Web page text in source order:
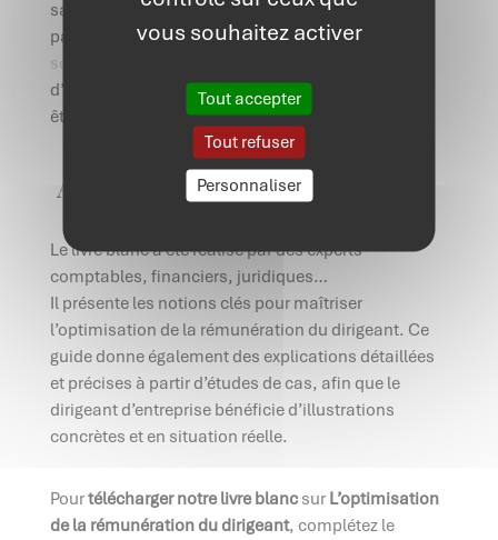
sa situation sociale et fiscale, il peut d’ailleurs les
panacher entre elles. Devant deslégislations
sociales
d’être unique pour un dirigeant et chaque cas doit
être adapté.
A propos du livre blanc
Le livre blanc a été réalisé par des experts
comptables, financiers, juridiques…
Il présente les notions clés pour maîtriser
l’optimisation de la rémunération du dirigeant. Ce
guide donne également des explications détaillées
et précises à partir d’études de cas, afin que le
dirigeant d’entreprise bénéficie d’illustrations
concrètes et en situation réelle.
Pourtélécharger notre livre blancsur L’optimisation
de la rémunération du dirigeant, complétez le
vous souhaitez activer
Tout accepter
Tout refuser
Personnaliser